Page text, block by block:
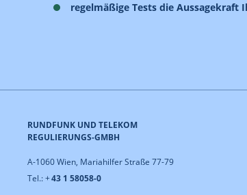
regelmäßige Tests die Aussagekraft
RUNDFUNK UND TELEKOM
REGULIERUNGS-GMBH
A-1060 Wien, Mariahilfer Straße 77-79
Tel.: +43 1 58058-0